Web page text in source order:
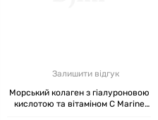
Залишити відгук
Морський колаген з гіалуроновою
кислотою та вітаміном C Marine